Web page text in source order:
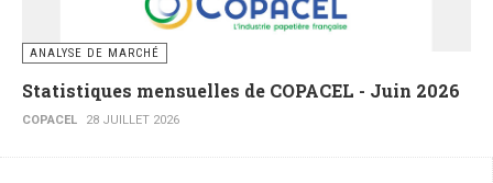
ANALYSE DE MARCHÉ
Statistiques mensuelles de COPACEL - Juin 2026
COPACEL 28 JUILLET 2026